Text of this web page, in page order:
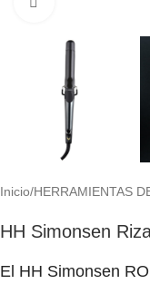
Inicio/HERRAMIENTAS
HH Simonsen
El HH Simonsen